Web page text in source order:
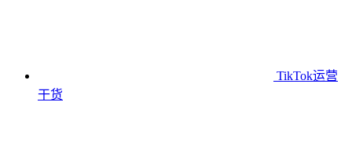
TikTok运营
干货